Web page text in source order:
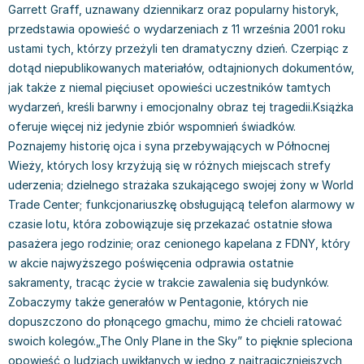
Książki: Prawo konstytucyjne
Książki: Prawo międzynarodowe
Książki: Prawo - orzecznictwo
Książki: Prawo pracy
Książki: Prawo Unii Europejskiej
Teksty aktów prawnych
Książki medyczne i naukowe
Chemia - książki
Książki o fizyce i astronomii
Geografia - książki
Inne
Książki do matematyki
Książki medyczne
Książki do nauk przyrodniczych
Technika, inżynieria, technologia - książki, podręczniki -
nauki ścisłe
Książki do nauk społecznych i humanistycznych
Książki: Film, muzyka, teatr
Książki: Historia sztuki
Książki o architekturze
Książki: Sztuka użytkowa
Książki: Sztuki wizualne
Inne
Książki dla dzieci 3-5 lat
Książki: bajki dla dzieci 3-5 lat
Kolorowanki i książki do naklejania 3-5 lat
Książki do nauki języków obcych 3-5 lat
Książki do nauki pisania i liczenia 3-5 lat
Książki grające, z puzzlami i magnesami 3-5 lat
Kreatywne i aktywizujące książki dla dzieci 3-5 lat
Poznawanie świata dla dzieci 3-5 lat - książki
Książki o zainteresowaniach dla dzieci 3-5 lat
Książki dla dzieci 6-8 lat
Książki do nauki czytania 6-8 lat
Książki do nauki języków obcych 6-8 lat
Książki do nauki pisania i liczenia 6-8 lat
Kreatywne i aktywizujące książki dla dzieci 6-8 lat
Literatura dla dzieci 6-8 lat
Poznawanie świata dla dzieci 6-8 lat - książki
Książki o zainteresowaniach dla dzieci 6-8 lat
Książki: Zdrowie
Kuchnia i diety - książki
Autorskie książki kucharskie
Ciasta, desery, wypieki - książki
Diety, zdrowe żywienie - książki
Książki kucharskie
Kuchnia polska - książki
Napoje - książki
Książki: Poradniki
Inne
Książki: Dom, ogród - poradniki
Książki: Hobby - poradniki
Książki: Moda, uroda, savoir vivre - poradniki
Książki pamiątkowe
Pozostałe książki
Dean Koontz
Andrzej Sapkowski
Stephenie Meyer
Robert Ludlum
Maria Czubaszek
Nora Roberts
Mario Vargas Llosa
Katarzyna Grochola
Ewa Nowak
Robin Cook
Carlos Ruiz Zafon
Konrad Gaca
Jerzy Zięba
Jodi Picoult
Dorota Terakowska
Abbi Glines
Alfred Szklarski
Garrett Graff, uznawany dziennikarz oraz popularny historyk,
przedstawia opowieść o wydarzeniach z 11 września 2001 roku
ustami tych, którzy przeżyli ten dramatyczny dzień. Czerpiąc z
dotąd niepublikowanych materiałów, odtajnionych dokumentów,
jak także z niemal pięciuset opowieści uczestników tamtych
wydarzeń, kreśli barwny i emocjonalny obraz tej tragedii.Książka
oferuje więcej niż jedynie zbiór wspomnień świadków.
Poznajemy historię ojca i syna przebywających w Północnej
Wieży, których losy krzyżują się w różnych miejscach strefy
uderzenia; dzielnego strażaka szukającego swojej żony w World
Trade Center; funkcjonariuszkę obsługującą telefon alarmowy w
czasie lotu, która zobowiązuje się przekazać ostatnie słowa
pasażera jego rodzinie; oraz cenionego kapelana z FDNY, który
w akcie najwyższego poświęcenia odprawia ostatnie
sakramenty, tracąc życie w trakcie zawalenia się budynków.
Zobaczymy także generałów w Pentagonie, których nie
dopuszczono do płonącego gmachu, mimo że chcieli ratować
swoich kolegów.„The Only Plane in the Sky” to pięknie spleciona
opowieść o ludziach uwikłanych w jedno z najtragiczniejszych